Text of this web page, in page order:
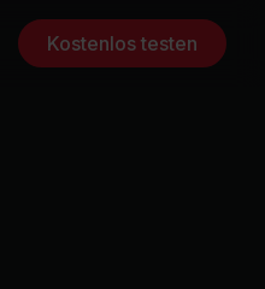
Kostenlos testen